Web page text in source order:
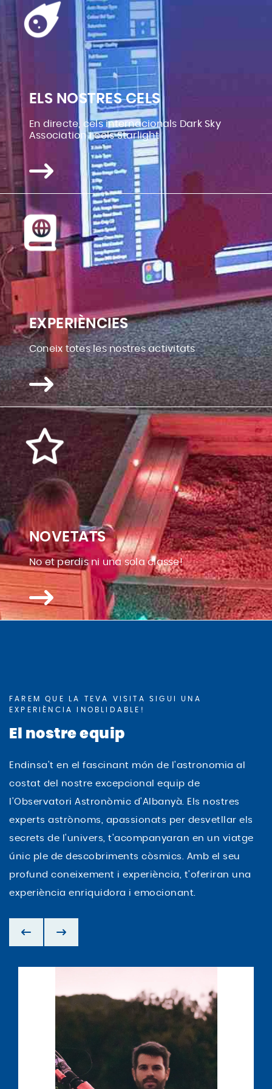
ELS NOSTRES CELS
En directe, cels internacionals Dark Sky
Association i cels Starlight
EXPERIÈNCIES
Coneix totes les nostres activitats
NOVETATS
No et perdis ni una sola classe!
FAREM QUE LA TEVA VISITA SIGUI UNA
EXPERIÈNCIA INOBLIDABLE!
El nostre equip
Endinsa't en el fascinant món de l'astronomia al
costat del nostre excepcional equip de
l'Observatori Astronòmic d'Albanyà. Els nostres
experts astrònoms, apassionats per desvetllar els
secrets de l'univers, t'acompanyaran en un viatge
únic ple de descobriments còsmics. Amb el seu
profund coneixement i experiència, t'oferiran una
experiència enriquidora i emocionant.